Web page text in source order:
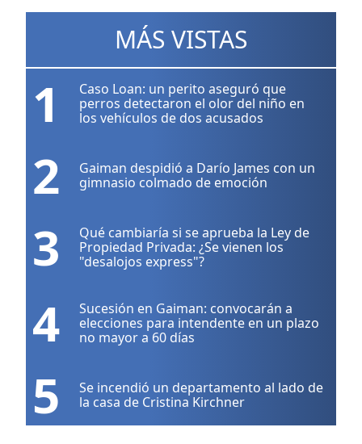
MÁS VISTAS
1
Caso Loan: un perito aseguró que
perros detectaron el olor del niño en
los vehículos de dos acusados
2
Gaiman despidió a Darío James con un
gimnasio colmado de emoción
3
Qué cambiaría si se aprueba la Ley de
Propiedad Privada: ¿Se vienen los
"desalojos express"?
4
Sucesión en Gaiman: convocarán a
elecciones para intendente en un plazo
no mayor a 60 días
5
Se incendió un departamento al lado de
la casa de Cristina Kirchner